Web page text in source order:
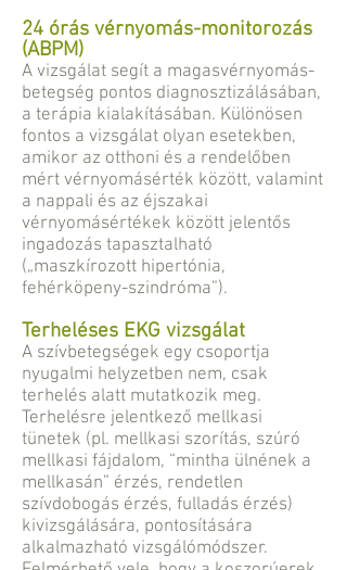
24 órás vérnyomás-monitorozás
(ABPM)
A vizsgálat segít a magasvérnyomás-
betegség pontos diagnosztizálásában,
a terápia kialakításában. Különösen
fontos a vizsgálat olyan esetekben,
amikor az otthoni és a rendelőben
mért vérnyomásérték között, valamint
a nappali és az éjszakai
vérnyomásértékek között jelentős
ingadozás tapasztalható
(„maszkírozott hipertónia,
fehérköpeny-szindróma”).
Terheléses EKG vizsgálat
A szívbetegségek egy csoportja
nyugalmi helyzetben nem, csak
terhelés alatt mutatkozik meg.
Terhelésre jelentkező mellkasi
tünetek (pl. mellkasi szorítás, szúró
mellkasi fájdalom, “mintha ülnének a
mellkasán” érzés, rendetlen
szívdobogás érzés, fulladás érzés)
kivizsgálására, pontosítására
alkalmazható vizsgálómódszer.